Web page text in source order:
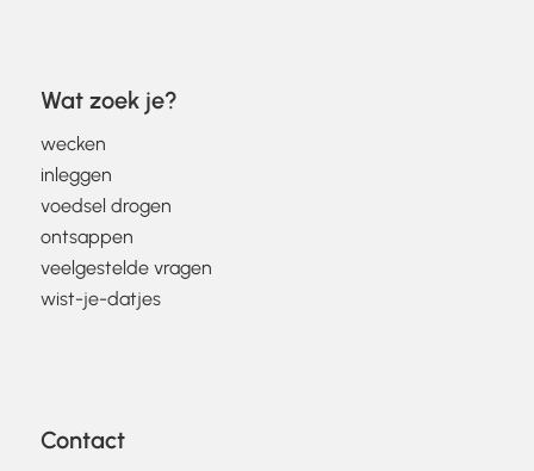
Wat zoek je?
wecken
inleggen
voedsel drogen
ontsappen
veelgestelde vragen
wist-je-datjes
Contact